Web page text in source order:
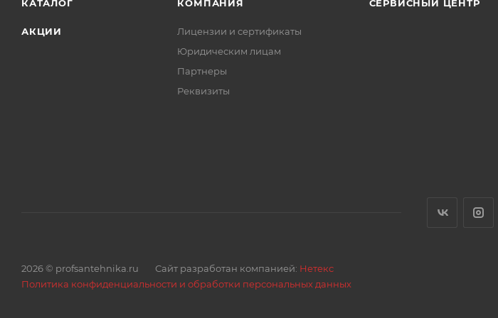
КАТАЛОГ
АКЦИИ
КОМПАНИЯ
Лицензии и сертификаты
Юридическим лицам
Партнеры
Реквизиты
СЕРВИСНЫЙ ЦЕНТР
2026 © profsantehnika.ru Сайт разработан компанией: Нетекс
Политика конфиденциальности и обработки персональных данных